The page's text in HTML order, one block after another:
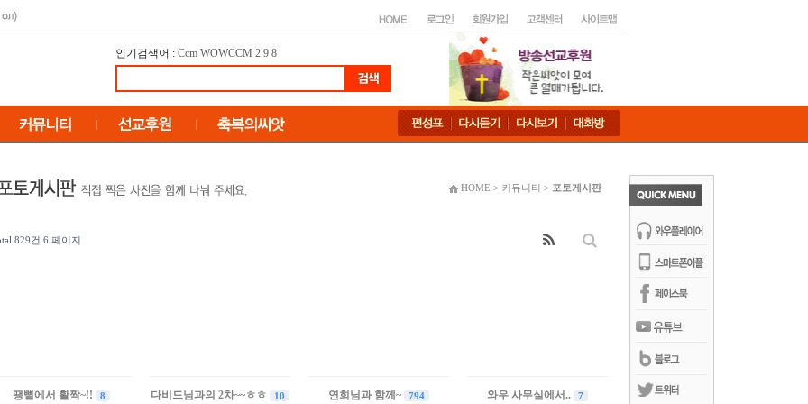
인기검색어 : Ccm WOWCCM 2 9 8
HOME > 커뮤니티 > 포토게시판
829건 6 페이지
땡뼡에서 활짝~!! 8 다비드님과의 2차~~ㅎㅎ 10 연희님과 함께~ 794 와우 사무실에서.. 7